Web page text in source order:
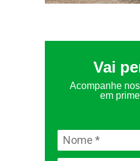
Vai
Acompanhe
em